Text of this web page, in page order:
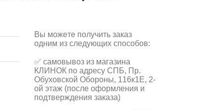
Вы можете получить заказ
одним из следующих способов:
✅ самовывоз из магазина
КЛИНОК по адресу СПБ, Пр.
Обуховской Обороны, 116к1Е, 2-
ой этаж (после оформления и
подтверждения заказа)